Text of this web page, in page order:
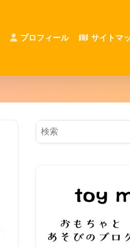
プロフィール サイトマ